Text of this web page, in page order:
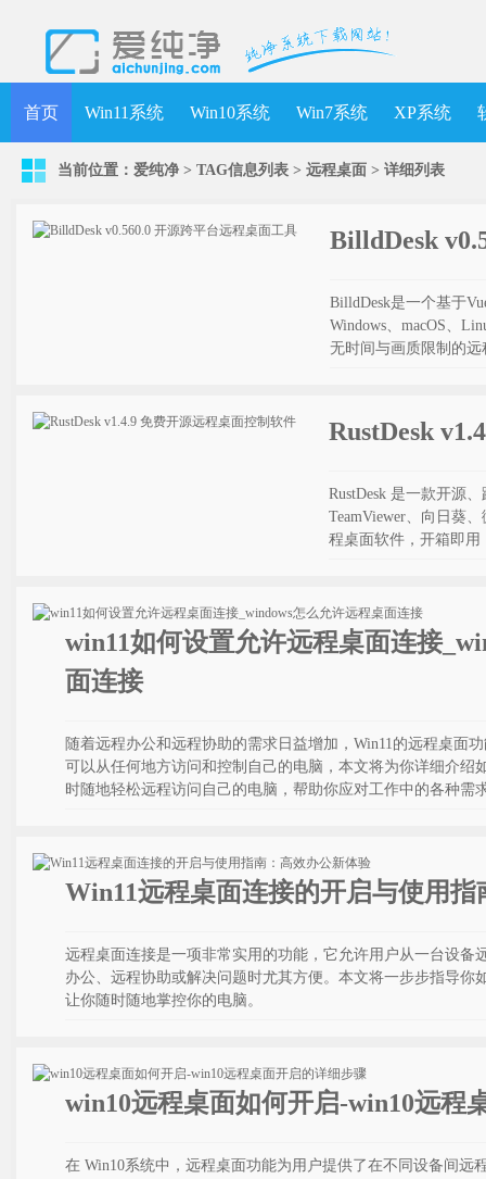
首页 Win11系统 Win10系统 Win7系统 XP系统
当前位置： 爱纯净 > TAG信息列表 > 远程桌面 > 详细列表
BilldDesk
BilldDesk是一个基于
Windows、macOS、
无时间与画质限制的
RustDesk
RustDesk 是一款开源
TeamViewer、向日葵
程桌面软件，开箱即
win11如何设置允许远程桌面连接
面连接
随着远程办公和远程协助的需求日益增加，Win11的远程桌面
可以从任何地方访问和控制自己的电脑，本文将为你详细介绍
时随地轻松远程访问自己的电脑，帮助你应对工作中的各种需
Win11远程桌面连接的开启与使用
远程桌面连接是一项非常实用的功能，它允许用户从一台设备
办公、远程协助或解决问题时尤其方便。本文将一步步指导你
让你随时随地掌控你的电脑。
win10远程桌面如何开启-win10远程
在 Win10系统中，远程桌面功能为用户提供了在不同设备间远